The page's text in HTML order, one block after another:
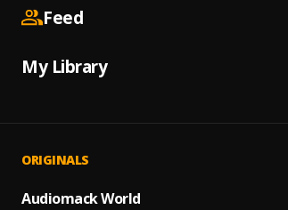
Feed
My Library
ORIGINALS
Audiomack World